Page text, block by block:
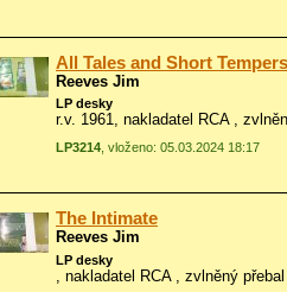
All Tales and Short Tempers
Reeves Jim
LP desky
r.v. 1961, nakladatel RCA ,
LP3214 , vloženo: 05.03.2024 18:17
The Intimate
Reeves Jim
LP desky
, nakladatel RCA , zvlněný přebal